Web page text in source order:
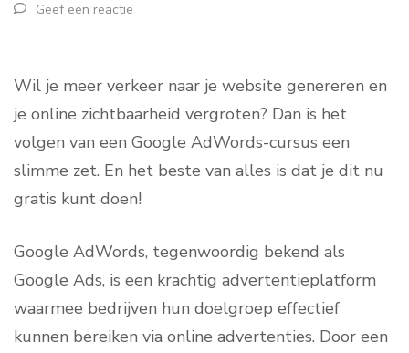
Geef een reactie
Wil je meer verkeer naar je website genereren en
je online zichtbaarheid vergroten? Dan is het
volgen van een Google AdWords-cursus een
slimme zet. En het beste van alles is dat je dit nu
gratis kunt doen!
Google AdWords, tegenwoordig bekend als
Google Ads, is een krachtig advertentieplatform
waarmee bedrijven hun doelgroep effectief
kunnen bereiken via online advertenties. Door een